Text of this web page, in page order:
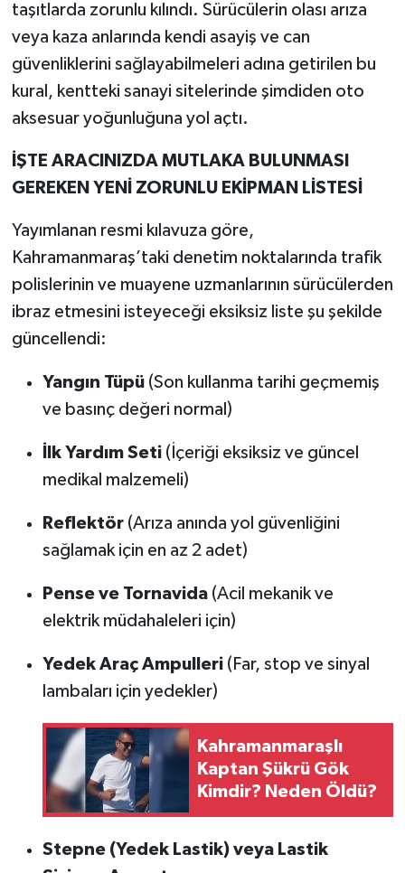
taşıtlarda zorunlu kılındı. Sürücülerin olası arıza
veya kaza anlarında kendi asayiş ve can
güvenliklerini sağlayabilmeleri adına getirilen bu
kural, kentteki sanayi sitelerinde şimdiden oto
aksesuar yoğunluğuna yol açtı.
İŞTE ARACINIZDA MUTLAKA BULUNMASI
GEREKEN YENİ ZORUNLU EKİPMAN LİSTESİ
Yayımlanan resmi kılavuza göre,
Kahramanmaraş’taki denetim noktalarında trafik
polislerinin ve muayene uzmanlarının sürücülerden
ibraz etmesini isteyeceği eksiksiz liste şu şekilde
güncellendi:
Yangın Tüpü(Son kullanma tarihi geçmemiş
ve basınç değeri normal)
İlk Yardım Seti(İçeriği eksiksiz ve güncel
medikal malzemeli)
Reflektör(Arıza anında yol güvenliğini
sağlamak için en az 2 adet)
Pense ve Tornavida(Acil mekanik ve
elektrik müdahaleleri için)
Yedek Araç Ampulleri(Far, stop ve sinyal
lambaları için yedekler)
Kahramanmaraşlı
Kaptan Şükrü Gök
Kimdir? Neden Öldü?
Stepne (Yedek Lastik) veya Lastik